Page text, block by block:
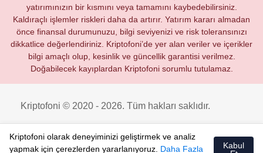
yatırımınızın bir kısmını veya tamamını kaybedebilirsiniz.
Kaldıraçlı işlemler riskleri daha da artırır. Yatırım kararı almadan
önce finansal durumunuzu, bilgi seviyenizi ve risk toleransınızı
dikkatlice değerlendiriniz. Kriptofoni’de yer alan veriler ve içerikler
bilgi amaçlı olup, kesinlik ve güncellik garantisi verilmez.
Doğabilecek kayıplardan Kriptofoni sorumlu tutulamaz.
Kriptofoni © 2020 - 2026. Tüm hakları saklıdır.
Kriptofoni olarak deneyiminizi geliştirmek ve analiz
yapmak için çerezlerden yararlanıyoruz. Daha Fazla
Kabul